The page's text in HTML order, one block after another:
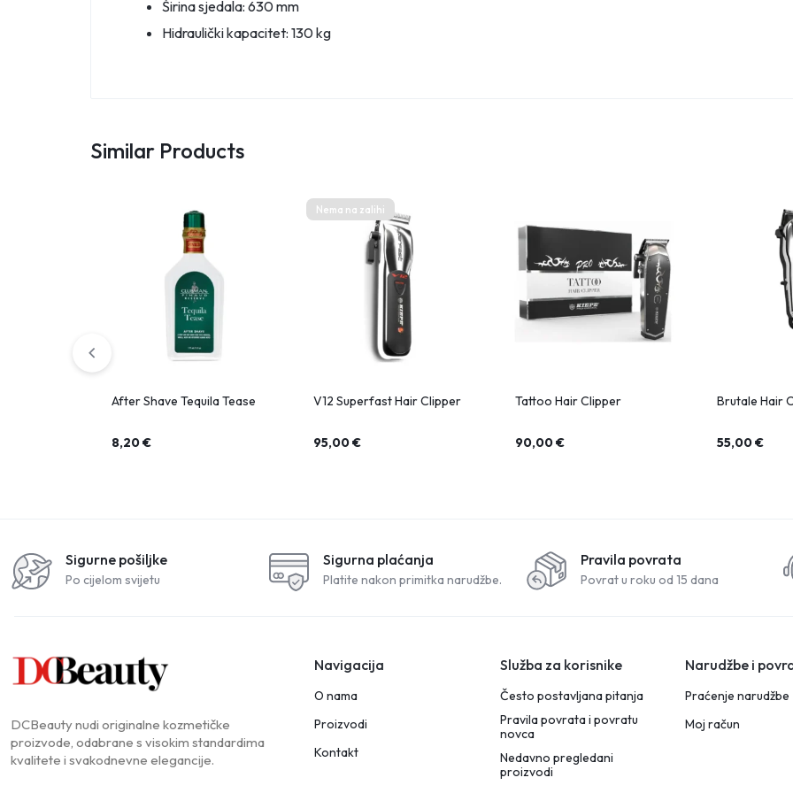
Širina sjedala: 630 mm
Hidraulički kapacitet: 130 kg
Similar Products
After Shave Tequila Tease
8,20€
Nema na zalihi
V12 Superfast Hair Clipper
95,00€
Tattoo Hair Clipper
90,00€
Brutale Hair
55,00€
Sigurne pošiljke
Po cijelom svijetu
Sigurna plaćanja
Platite nakon primitka narudžbe.
Pravila povrata
Povrat u roku od 15 dana
DCBeauty nudi originalne kozmetičke
proizvode, odabrane s visokim standardima
kvalitete i svakodnevne elegancije.
Navigacija
O nama
Proizvodi
Kontakt
Služba za korisnike
Često postavljana pitanja
Pravila povrata i povratu
novca
Nedavno pregledani
proizvodi
Narudžbe i
Praćenje narudžbe
Moj račun